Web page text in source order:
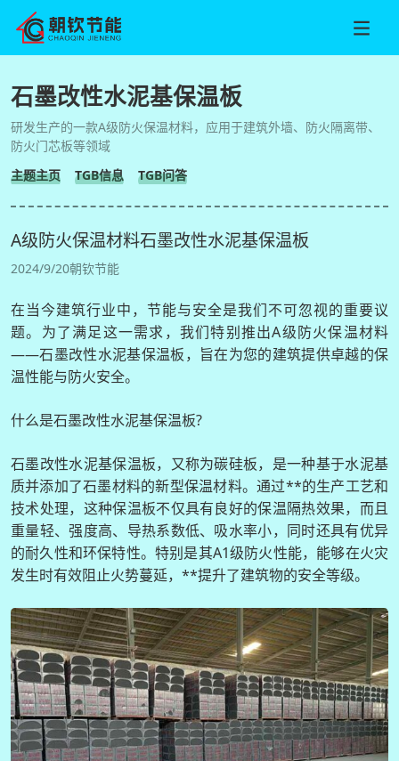
石墨改性水泥基保温板
研发生产的一款A级防火保温材料，应用于建筑外墙、防火隔离带、
防火门芯板等领域
主题主页
TGB信息 TGB问答
A级防火保温材料石墨改性水泥基保温板
2024/9/20朝钦节能
在当今建筑行业中，节能与安全是我们不可忽视的重要议
题。为了满足这一需求，我们特别推出A级防火保温材料
——石墨改性水泥基保温板，旨在为您的建筑提供卓越的保
温性能与防火安全。
什么是石墨改性水泥基保温板?
石墨改性水泥基保温板，又称为碳硅板，是一种基于水泥基
质并添加了石墨材料的新型保温材料。通过**的生产工艺和
技术处理，这种保温板不仅具有良好的保温隔热效果，而且
重量轻、强度高、导热系数低、吸水率小，同时还具有优异
的耐久性和环保特性。特别是其A1级防火性能，能够在火灾
发生时有效阻止火势蔓延，**提升了建筑物的安全等级。